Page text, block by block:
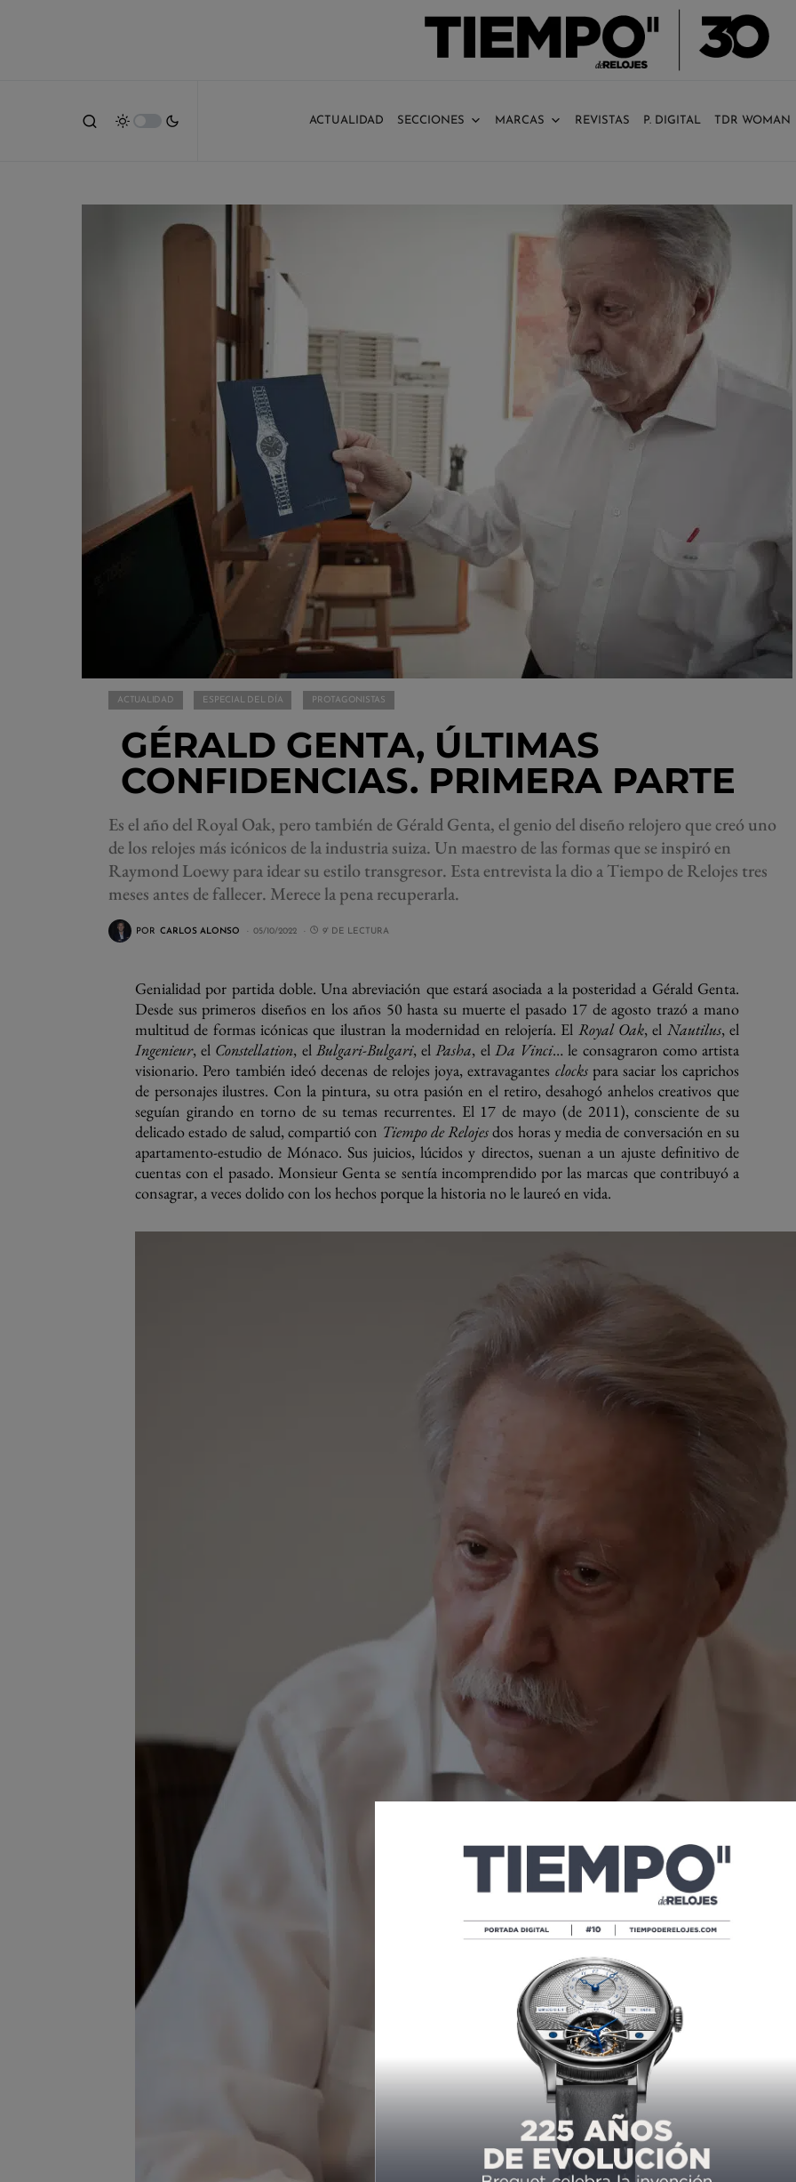
ACTUALIDAD SECCIONES MARCAS REVISTAS P. DIGITAL TDR WOMAN
ACTUALIDAD ESPECIAL DEL DÍA PROTAGONISTAS
GÉRALD GENTA, ÚLTIMAS
CONFIDENCIAS. PRIMERA PARTE
Es el año del Royal Oak, pero también de Gérald Genta, el genio del diseño relojero que creó uno
de los relojes más icónicos de la industria suiza. Un maestro de las formas que se inspiró en
Raymond Loewy para idear su estilo transgresor. Esta entrevista la dio a Tiempo de Relojes tres
meses antes de fallecer. Merece la pena recuperarla.
POR CARLOS ALONSO 05/10/2022 9' DE LECTURA
Genialidad por partida doble. Una abreviación que estará asociada a la posteridad a Gérald Genta.
Desde sus primeros diseños en los años 50 hasta su muerte el pasado 17 de agosto trazó a mano
multitud de formas icónicas que ilustran la modernidad en relojería. El Royal Oak, el Nautilus, el
Ingenieur, el Constellation, el Bulgari-Bulgari, elPasha, el Da Vinci… le consagraron como artista
visionario. Pero también ideó decenas de relojes joya, extravagantes clockspara saciar los caprichos
de personajes ilustres. Con la pintura, su otra pasión en el retiro, desahogó anhelos creativos que
seguían girando en torno de su temas recurrentes. El 17 de mayo (de 2011), consciente de su
delicado estado de salud, compartió con Tiempo de Relojesdos horas y media de conversación en su
apartamento-estudio de Mónaco. Sus juicios, lúcidos y directos, suenan a un ajuste definitivo de
cuentas con el pasado. Monsieur Genta se sentía incomprendido por las marcas que contribuyó a
consagrar, a veces dolido con los hechos porque la historia no le laureó en vida.